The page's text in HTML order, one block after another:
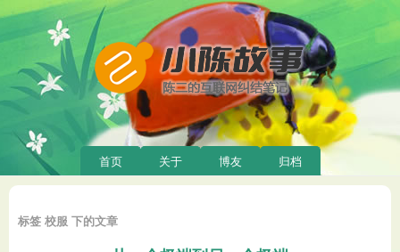
首页 关于 博友 归档
标签 校服 下的文章